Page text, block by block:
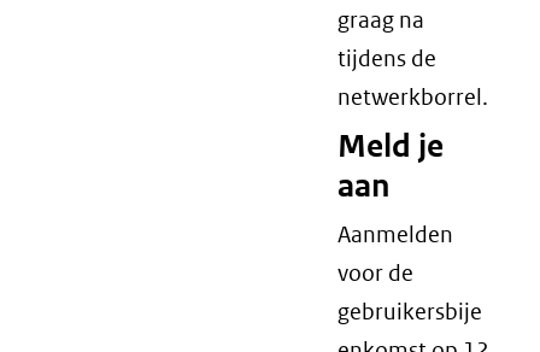
graag na
tijdens de
netwerkborrel.
Meld je
aan
Aanmelden
voor de
gebruikersbije